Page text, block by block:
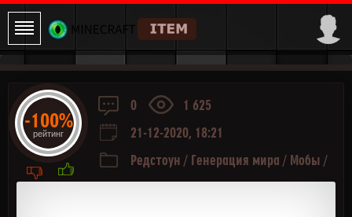
0
1 625
21-12-2020, 18:21
Редстоун / Генерация мира / Мобы /
-100%
рейтинг